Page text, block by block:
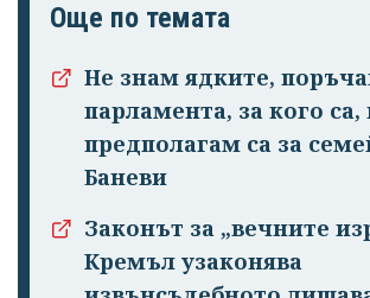
Още по темата
Не знам ядките,
парламента, за кого са,
предполагам са за
Баневи
Законът за „вечните
Кремъл узаконява